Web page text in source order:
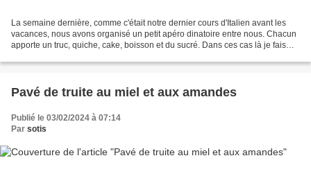
La semaine dernière, comme c'était notre dernier cours d'Italien avant les
vacances, nous avons organisé un petit apéro dinatoire entre nous. Chacun
apporte un truc, quiche, cake, boisson et du sucré. Dans ces cas là je fais
Pavé de truite au miel et aux amandes
Publié le 03/02/2024 à 07:14
Par sotis